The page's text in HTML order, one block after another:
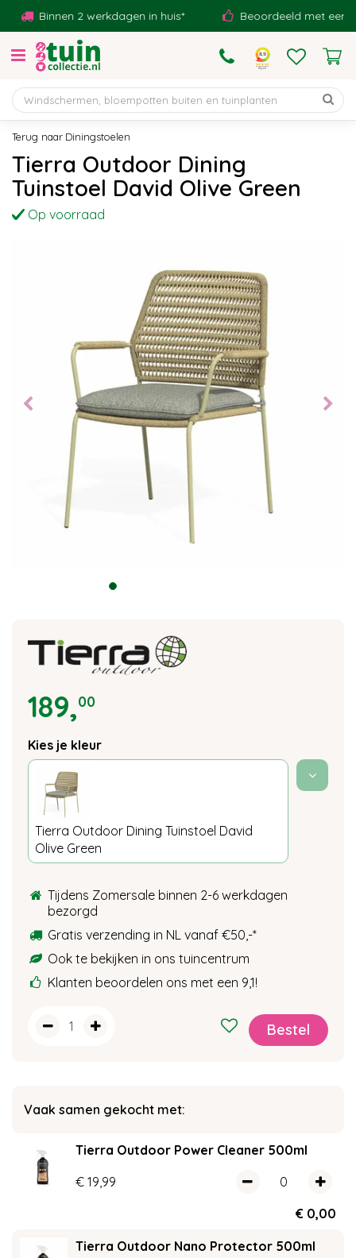
Diningstoelen
Binnen 2 werkdagen in huis* Beoordeeld met een 9,1!
Tierra Outdoor Dining
Tuinstoel David Olive Green
Op voorraad
189,00
Kies je kleur
Tierra Outdoor Dining Tuinstoel David
Olive Green
Tijdens Zomersale binnen 2-6 werkdagen
bezorgd
Gratis verzending in NL vanaf €50,-*
Ook te bekijken in ons tuincentrum
Klanten beoordelen ons met een 9,1!
Vaak samen gekocht met:
Tierra Outdoor Power Cleaner 500ml
€ 19 99
€ 0,00
Tierra Outdoor Nano Protector 500ml